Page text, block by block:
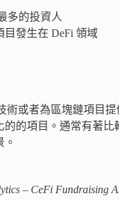
多的投資人
目發生在 DeFi 領域
術或者為區塊鏈項目提
的的項目。通常有著比
– CeFi Fundraising